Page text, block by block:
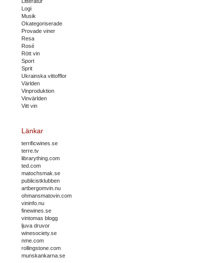
Logi
Musik
Okategoriserade
Provade viner
Resa
Rosé
Rött vin
Sport
Sprit
Ukrainska vittofflor
Världen
Vinproduktion
Vinvärlden
Vitt vin
Länkar
terrificwines.se
terre.tv
librarything.com
ted.com
matochsmak.se
publicistklubben
artbergomvin.nu
ohmansmatovin.com
vininfo.nu
finewines.se
vintomas blogg
ljuva druvor
winesociety.se
nme.com
rollingstone.com
munskankarna.se